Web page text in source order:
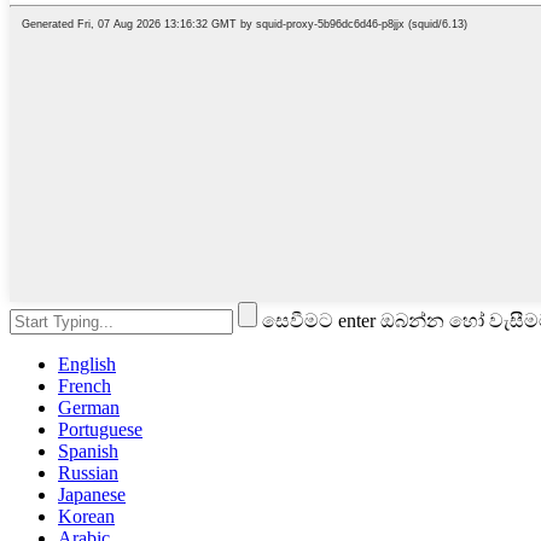
සෙවීමට enter ඔබන්න හෝ
English
French
German
Portuguese
Spanish
Russian
Japanese
Korean